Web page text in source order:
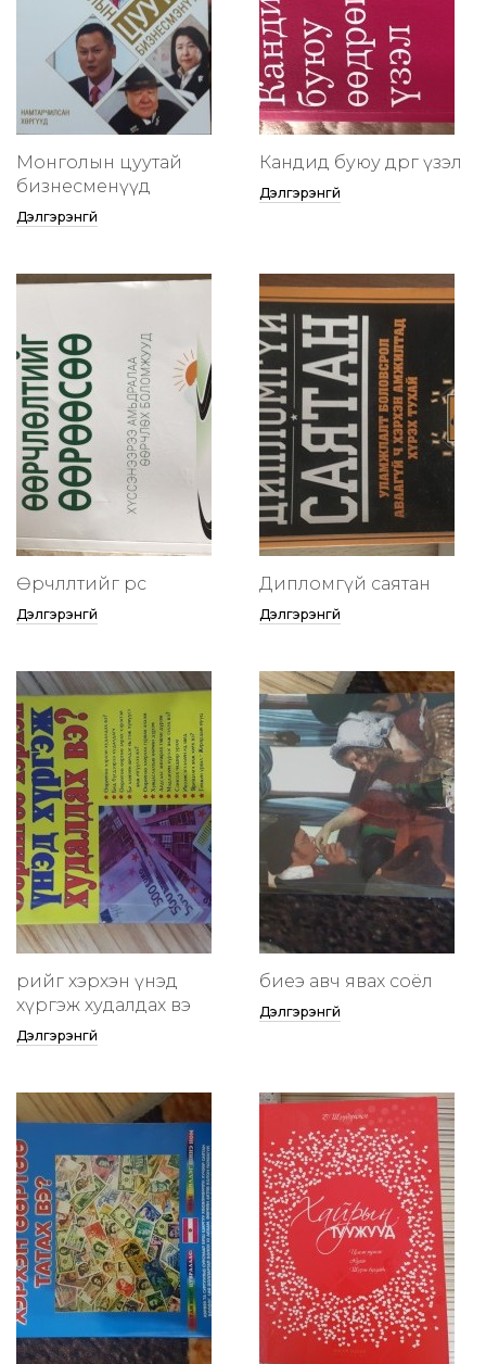
Монголын цуутай
бизнесменүүд
Дэлгэрэнгүй
Кандид буюу өөдрөг үзэл
Дэлгэрэнгүй
Өөрчлөлтийг өөрөөсөө
Дэлгэрэнгүй
Дипломгүй саятан
Дэлгэрэнгүй
өөрийгөө хэрхэн үнэд
хүргэж худалдах вэ
Дэлгэрэнгүй
биеэ авч явах соёл
Дэлгэрэнгүй